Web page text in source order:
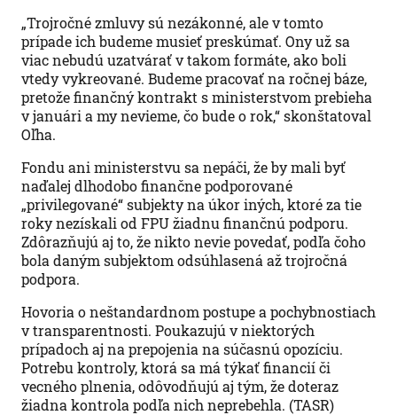
„Trojročné zmluvy sú nezákonné, ale v tomto
prípade ich budeme musieť preskúmať. Ony už sa
viac nebudú uzatvárať v takom formáte, ako boli
vtedy vykreované. Budeme pracovať na ročnej báze,
pretože finančný kontrakt s ministerstvom prebieha
v januári a my nevieme, čo bude o rok,“ skonštatoval
Oľha.
Fondu ani ministerstvu sa nepáči, že by mali byť
naďalej dlhodobo finančne podporované
„privilegované“ subjekty na úkor iných, ktoré za tie
roky nezískali od FPU žiadnu finančnú podporu.
Zdôrazňujú aj to, že nikto nevie povedať, podľa čoho
bola daným subjektom odsúhlasená až trojročná
podpora.
Hovoria o neštandardnom postupe a pochybnostiach
v transparentnosti. Poukazujú v niektorých
prípadoch aj na prepojenia na súčasnú opozíciu.
Potrebu kontroly, ktorá sa má týkať financií či
vecného plnenia, odôvodňujú aj tým, že doteraz
žiadna kontrola podľa nich neprebehla. (TASR)